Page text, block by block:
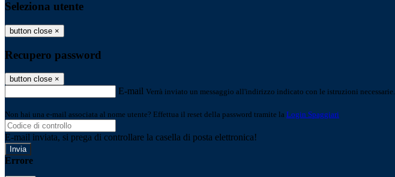
Seleziona utente
button close ×
Recupero password
button close ×
E-mail Verrà inviato un messaggio all'indirizzo indicato con le istruzioni necessarie.
Non hai una e-mail associata al nome utente? Effettua il reset della password tramite la Login Spaggiari
E-mail inviata, si prega di controllare la casella di posta elettronica!
Errore